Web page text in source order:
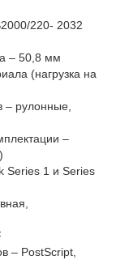
220- 2032
– 50,8 мм
(нагрузка на
– рулонные,
–
Series 1 и Series
– PostScript,